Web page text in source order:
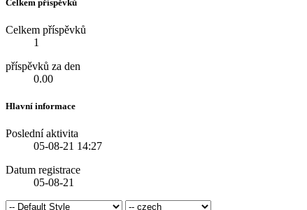
Celkem příspěvků
Celkem příspěvků
1
příspěvků za den
0.00
Hlavní informace
Poslední aktivita
05-08-21 14:27
Datum registrace
05-08-21